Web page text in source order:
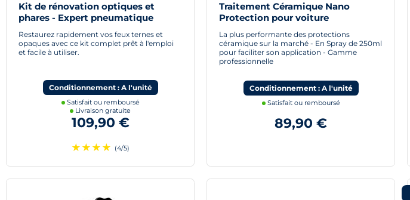
Kit de rénovation optiques et
phares - Expert pneumatique
Restaurez rapidement vos feux ternes et
opaques avec ce kit complet prêt à l'emploi
et facile à utiliser.
Conditionnement : A l'unité
Satisfait ou remboursé
Livraison gratuite
109,90 €
★ ★ ★ ★ (4/5)
Traitement Céramique Nano
Protection pour voiture
La plus performante des protections
céramique sur la marché - En Spray de 250ml
pour faciliter son application - Gamme
professionnelle
Conditionnement : A l'unité
Satisfait ou remboursé
89,90 €